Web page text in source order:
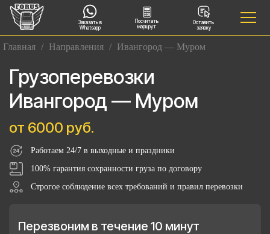
Заказать в
Whatsapp
Посчитать
маршрут
Оставить
заявку
Главная / Направления / Ивангород — Муром
Грузоперевозки
Ивангород — Муром
от 6000 руб.
Работаем 24/7 в выходные и праздники
100% гарантия сохранности груза по договору
Строгое соблюдение всех требований и правил перевозки
Перезвоним в течение 10 минут